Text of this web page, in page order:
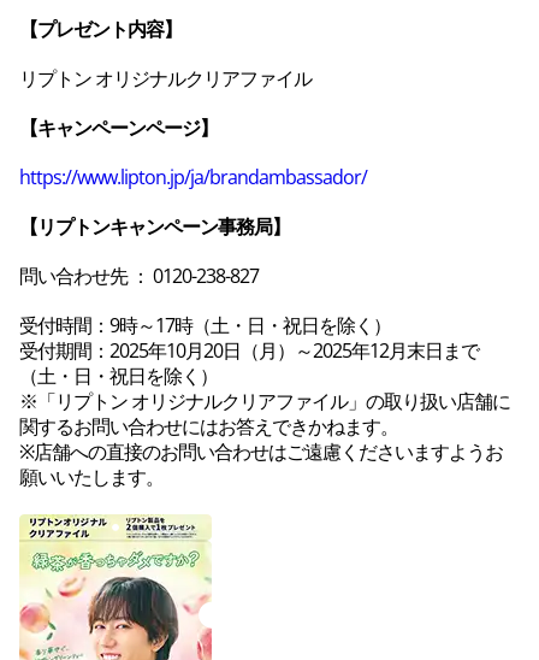
【プレゼント内容】
リプトン オリジナルクリアファイル
【キャンペーンページ】
https://www.lipton.jp/ja/brandambassador/
【リプトンキャンペーン事務局】
問い合わせ先 ： 0120-238-827
受付時間：9時～17時（土・日・祝日を除く）
受付期間：2025年10月20日（月）～2025年12月末日まで
（土・日・祝日を除く）
※「リプトン オリジナルクリアファイル」の取り扱い店舗に
関するお問い合わせにはお答えできかねます。
※店舗への直接のお問い合わせはご遠慮くださいますようお
願いいたします。